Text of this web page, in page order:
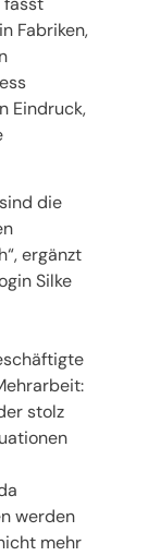
Fabriken,
Eindruck,
die
ergänzt
Silke
stolz
werden
mehr